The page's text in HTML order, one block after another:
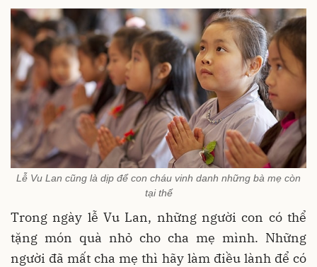
Lễ Vu Lan cũng là dịp để con cháu vinh danh những bà mẹ còn
tại thế
Trong ngày lễ Vu Lan, những người con có thể
tặng món quà nhỏ cho cha mẹ mình. Những
người đã mất cha mẹ thì hãy làm điều lành để có